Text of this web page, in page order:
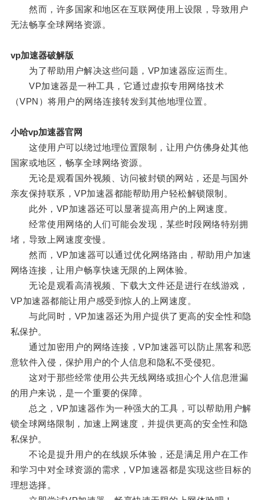
然而，许多国家和地区在互联网使用上设限，导致用户
无法畅享全球网络资源。
vp加速器破解版
为了帮助用户解决这些问题，VP加速器应运而生。
VP加速器是一种工具，它通过虚拟专用网络技术
（VPN）将用户的网络连接转发到其他地理位置。
小哈vp加速器官网
这使用户可以绕过地理位置限制，让用户仿佛身处其他
国家或地区，畅享全球网络资源。
无论是观看国外视频、访问被封锁的网站，还是与国外
亲友保持联系，VP加速器都能帮助用户轻松解锁限制。
此外，VP加速器还可以显著提高用户的上网速度。
经常使用网络的人们可能会发现，某些时段网络特别拥
堵，导致上网速度变慢。
然而，VP加速器可以通过优化网络路由，帮助用户加速
网络连接，让用户畅享快速无限的上网体验。
无论是观看高清视频、下载大文件还是进行在线游戏，
VP加速器都能让用户感受到惊人的上网速度。
与此同时，VP加速器还为用户提供了更高的安全性和隐
私保护。
通过加密用户的网络连接，VP加速器可以防止黑客和恶
意软件入侵，保护用户的个人信息和隐私不受侵犯。
这对于那些经常使用公共无线网络或担心个人信息泄漏
的用户来说，是一个重要的保障。
总之，VP加速器作为一种强大的工具，可以帮助用户解
锁全球网络限制，加速上网速度，并提供更高的安全性和隐
私保护。
不论是提升用户的在线娱乐体验，还是满足用户在工作
和学习中对全球资源的需求，VP加速器都是实现这些目标的
理想选择。